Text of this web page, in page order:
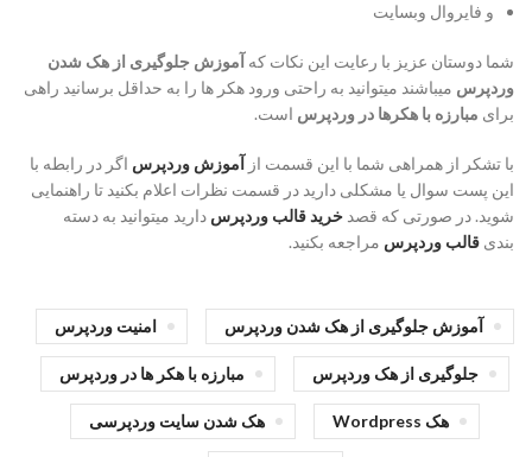
و فایروال وبسایت
شما دوستان عزیز با رعایت این نکات که آموزش جلوگیری از هک شدن
وردپرس میباشند میتوانید به راحتی ورود هکر ها را به حداقل برسانید راهی
برای مبارزه با هکرها در وردپرس است.
با تشکر از همراهی شما با این قسمت از آموزش وردپرس اگر در رابطه با
این پست سوال یا مشکلی دارید در قسمت نظرات اعلام بکنید تا راهنمایی
شوید. در صورتی که قصد خرید قالب وردپرس دارید میتوانید به دسته
بندی قالب وردپرس مراجعه بکنید.
آموزش جلوگیری از هک شدن وردپرس امنیت وردپرس
جلوگیری از هک وردپرس مبارزه با هکر ها در وردپرس
هک Wordpress هک شدن سایت وردپرسی